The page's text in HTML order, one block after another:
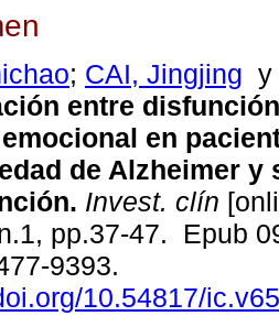
; CAI, Jingjing
entre
en
de Alzheimer y
Invest. clín
pp.37-47. Epub
9393.
10.54817/